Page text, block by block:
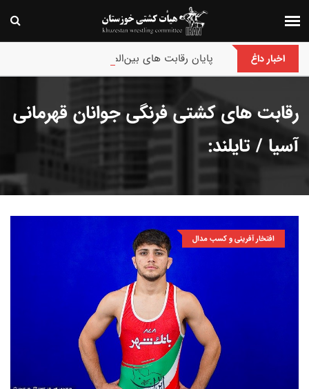
اخبار داغ پایان رقابت های بین‌المللی جام حسن گمیجی و
رقابت های کشتی فرنگی جوانان قهرمانی
آسیا / تایلند:
افتخار آفرینی و کسب مدال